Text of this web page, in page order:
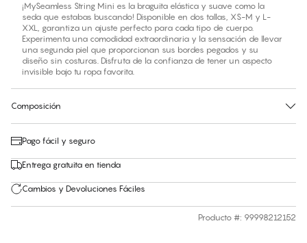
¡MySeamless String Mini es la braguita elástica y suave como la
seda que estabas buscando! Disponible en dos tallas, XS-M y L-
XXL, garantiza un ajuste perfecto para cada tipo de cuerpo.
Experimenta una comodidad extraordinaria y la sensación de llevar
una segunda piel que proporcionan sus bordes pegados y su
diseño sin costuras. Disfruta de la confianza de tener un aspecto
invisible bajo tu ropa favorita.
Composición
Pago fácil y seguro
Entrega gratuita en tienda
Cambios y Devoluciones Fáciles
Producto #: 99998212152